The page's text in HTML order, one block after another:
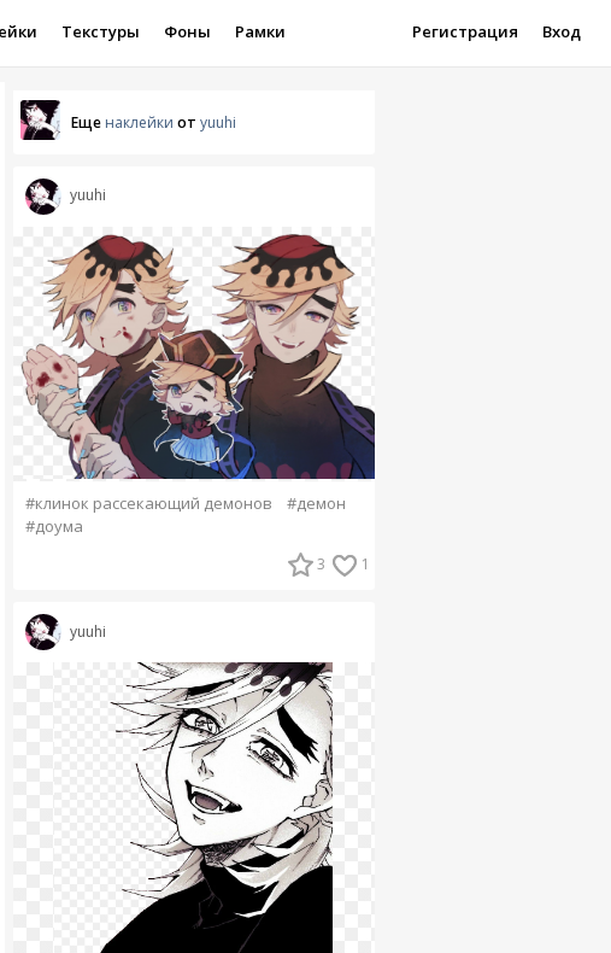
Текстуры Фоны Рамки Регистрация Вход
Еще наклейки от yuuhi
yuuhi
#клинок рассекающий демонов
#демон
#доума
3 1
yuuhi